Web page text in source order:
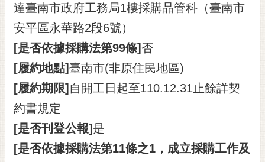
達臺南市政府工務局1樓採購品管科（臺南市
安平區永華路2段6號）
[是否依據採購法第99條]否
[履約地點]臺南市(非原住民地區)
[履約期限] 自開工日起至110.12.31止餘詳契
約書規定
[是否刊登公報] 是
[是否依據採購法第11條之1，成立採購工作及